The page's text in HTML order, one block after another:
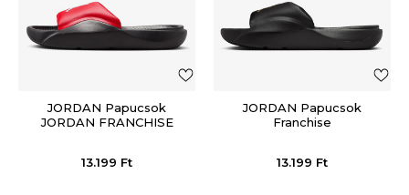
JORDAN Papucsok
JORDAN FRANCHISE
13.199 Ft
JORDAN Papucsok
Franchise
13.199 Ft